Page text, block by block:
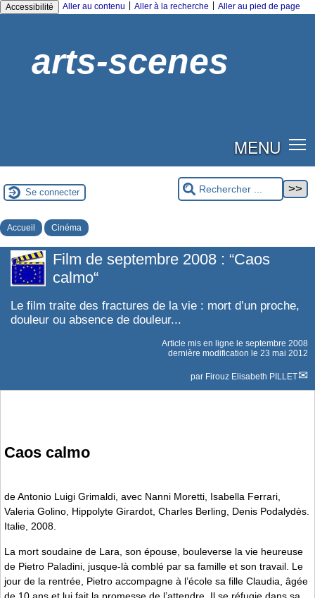
Accessibilité Aller au contenu Aller à la recherche Aller au pied de page
arts-scenes
MENU
Se connecter
Accueil Cinéma
Film de septembre 2008 : “Caos
calmo“
Le film traite des fractures de la vie : mort d’un proche,
douleur ou absence de douleur...
Article mis en ligne le septembre 2008
dernière modification le 23 mai 2012
par Firouz Elisabeth PILLET
Caos calmo
de Antonio Luigi Grimaldi, avec Nanni Moretti, Isabella Ferrari,
Valeria Golino, Hippolyte Girardot, Charles Berling, Denis Podalydès.
Italie, 2008.
La mort soudaine de Lara, son épouse, bouleverse la vie heureuse
de Pietro Paladini, jusque-là comblé par sa famille et son travail. Le
jour de la rentrée, Pietro accompagne à l’école sa fille Claudia, âgée
de 10 ans et lui fait la promesse de l’attendre. Il se réfugie dans sa